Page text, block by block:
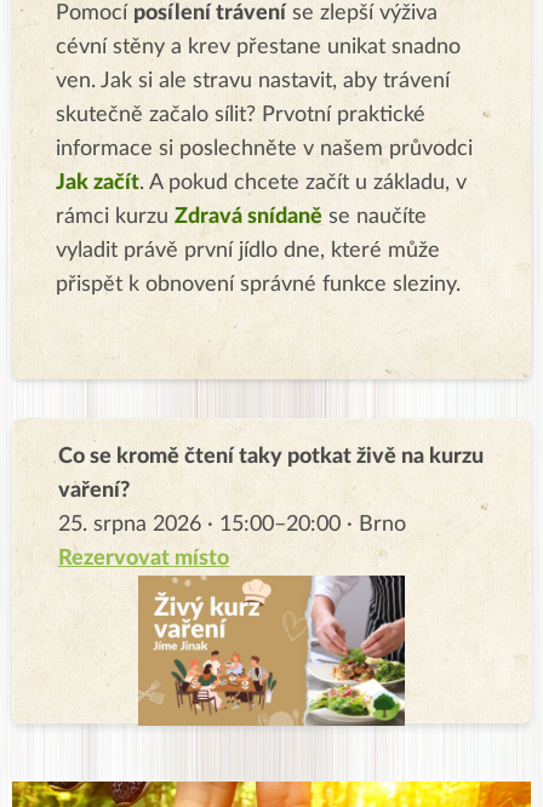
Pomocí posílení trávení se zlepší výživa
cévní stěny a krev přestane unikat snadno
ven. Jak si ale stravu nastavit, aby trávení
skutečně začalo sílit? Prvotní praktické
informace si poslechněte v našem průvodci
Jak začít. A pokud chcete začít u základu, v
rámci kurzu Zdravá snídaně se naučíte
vyladit právě první jídlo dne, které může
přispět k obnovení správné funkce sleziny.
Co se kromě čtení taky potkat živě na kurzu
vaření?
25. srpna 2026 · 15:00–20:00 · Brno
Rezervovat místo